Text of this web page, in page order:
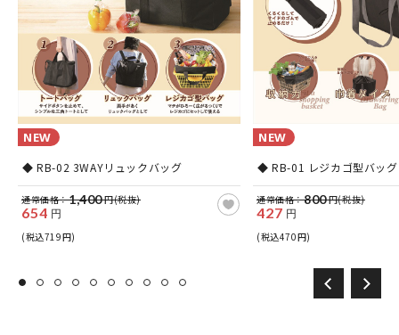
NEW
◆ RB-02 3WAYリュックバッグ
通常価格：1,400円(税抜)
654 円
(税込719円)
NEW
◆ RB-01 レジカゴ型バッグ
通常価格：800円(税抜)
427 円
(税込470円)